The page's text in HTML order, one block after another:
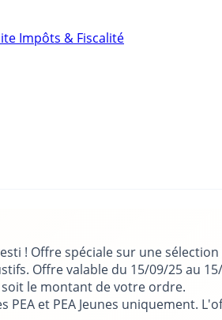
Impôts & Fiscalité
! Offre spéciale sur une sélection
Offre valable du 15/09/25 au
le montant de votre ordre.
et PEA Jeunes uniquement.